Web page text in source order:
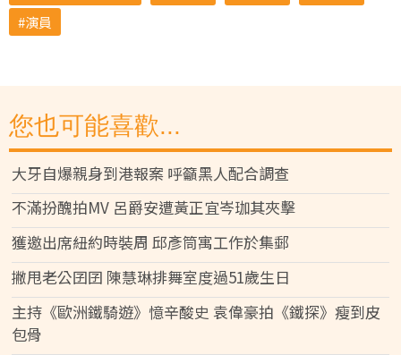
演員
您也可能喜歡...
大牙自爆親身到港報案 呼籲黑人配合調查
不滿扮醜拍MV 呂爵安遭黃正宜岑珈其夾擊
獲邀出席紐約時裝周 邱彥筒寓工作於集郵
撇甩老公囝囝 陳慧琳排舞室度過51歲生日
主持《歐洲鐵騎遊》憶辛酸史 袁偉豪拍《鐵探》瘦到皮
包骨